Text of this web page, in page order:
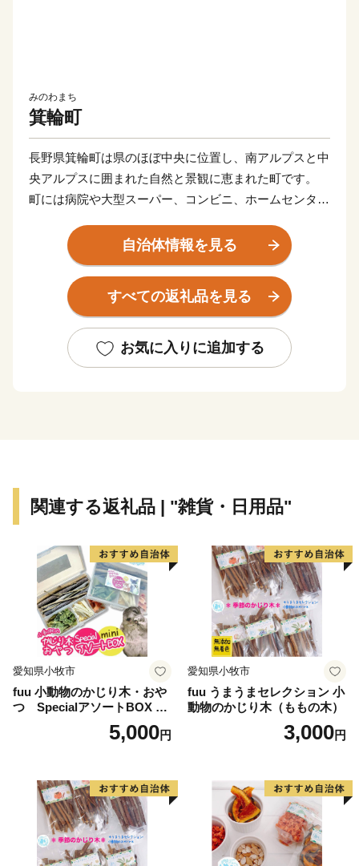
みのわまち
箕輪町
長野県箕輪町は県のほぼ中央に位置し、南アルプスと中
央アルプスに囲まれた自然と景観に恵まれた町です。
町には病院や大型スーパー、コンビニ、ホームセンター
ほどの田舎暮らし”ができます。
また、町のどこにいても中心部まで車で10分ほどでいけ
るため、生活するのに困ることが少ないです。
赤そばと聞くと麺が赤いと思われますが、麺の色は普通
のそばと変わりません。
ものです
じが植えられており、毎年町外からも多くの人が訪れる
観光スポットです
また、じゃらんnet「全国のおすすめ紅葉スポットラン
キング」では2020年~2024年の5年連続で全国1位となり
ました。
信州の自然豊かな環境に触れ癒されてください！
自治体情報を見る
すべての返礼品を見る
お気に入りに追加する
関連する返礼品 | "雑貨・日用品"
愛知県小牧市
fuu 小動物のかじり木・おや
つ SpecialアソートBOX mi
5,000円
愛知県小牧市
fuu うまうまセレクション 小
動物のかじり木（ももの木）
3,000円